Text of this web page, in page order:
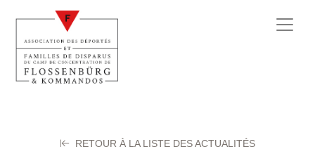
RETOUR À LA LISTE DES ACTUALITÉS